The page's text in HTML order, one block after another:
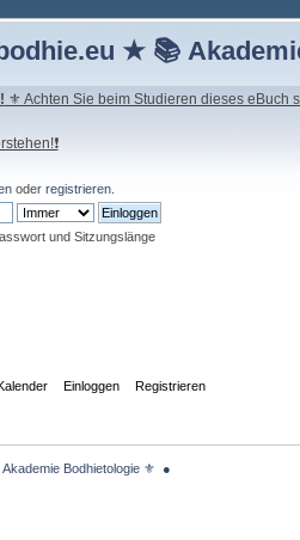
★ 📚
⚜ Achten Sie beim Studieren dieses eBuch
oder registrieren.
und Sitzungslänge
Einloggen Registrieren
Bodhietologie ⚜  ●